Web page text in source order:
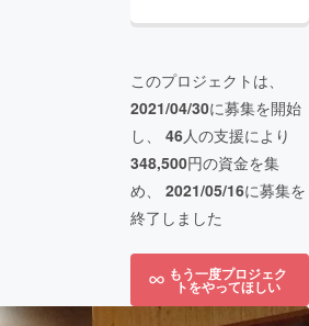
このプロジェクトは、
2021/04/30に募集を開始
し、 46人の支援により
348,500円の資金を集
め、 2021/05/16に募集を
終了しました
もう一度プロジェク
トをやってほしい